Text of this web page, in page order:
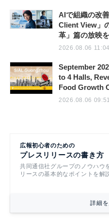
AIで組織の改
Client View」
革」篇の放映
2026.08.06 11:04
September
to 4 Halls,
Food Growth
2026.08.06 09:51
広報初心者のための
プレスリリースの書き方
共同通信社グループのノウハウ
リースの基本的なポイントを解
詳細